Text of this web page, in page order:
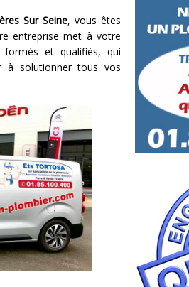
Sur Seine, vous êtes
entreprise met à votre
formés et qualifiés, qui
solutionner tous vos